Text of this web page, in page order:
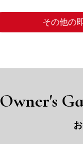
その他の
Owner's